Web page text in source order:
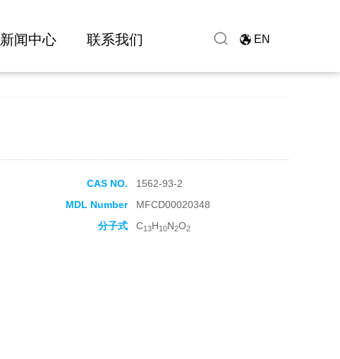
新闻中心 联系我们 EN
CAS NO.
1562-93-2
MDL Number
MFCD00020348
分子式 C13H10N2O2